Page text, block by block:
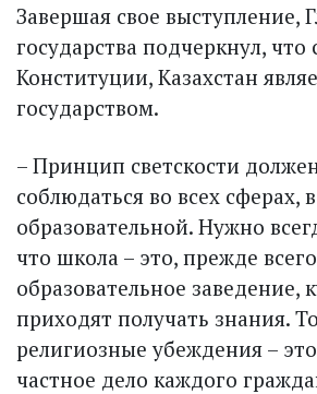
Завершая свое выступление,
государства подчеркнул, что
Конституции, Казахстан
государством.
– Принцип светскости
соблюдаться во всех сферах,
образовательной. Нужно
что школа – это, прежде
образовательное заведение,
приходят получать знания.
религиозные убеждения –
частное дело каждого